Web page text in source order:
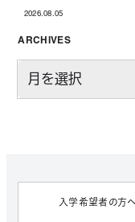
2026.08.05
ARCHIVES
入学希望者の方へ